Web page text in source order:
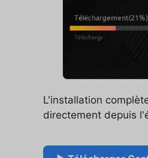
L'installation
directement depuis